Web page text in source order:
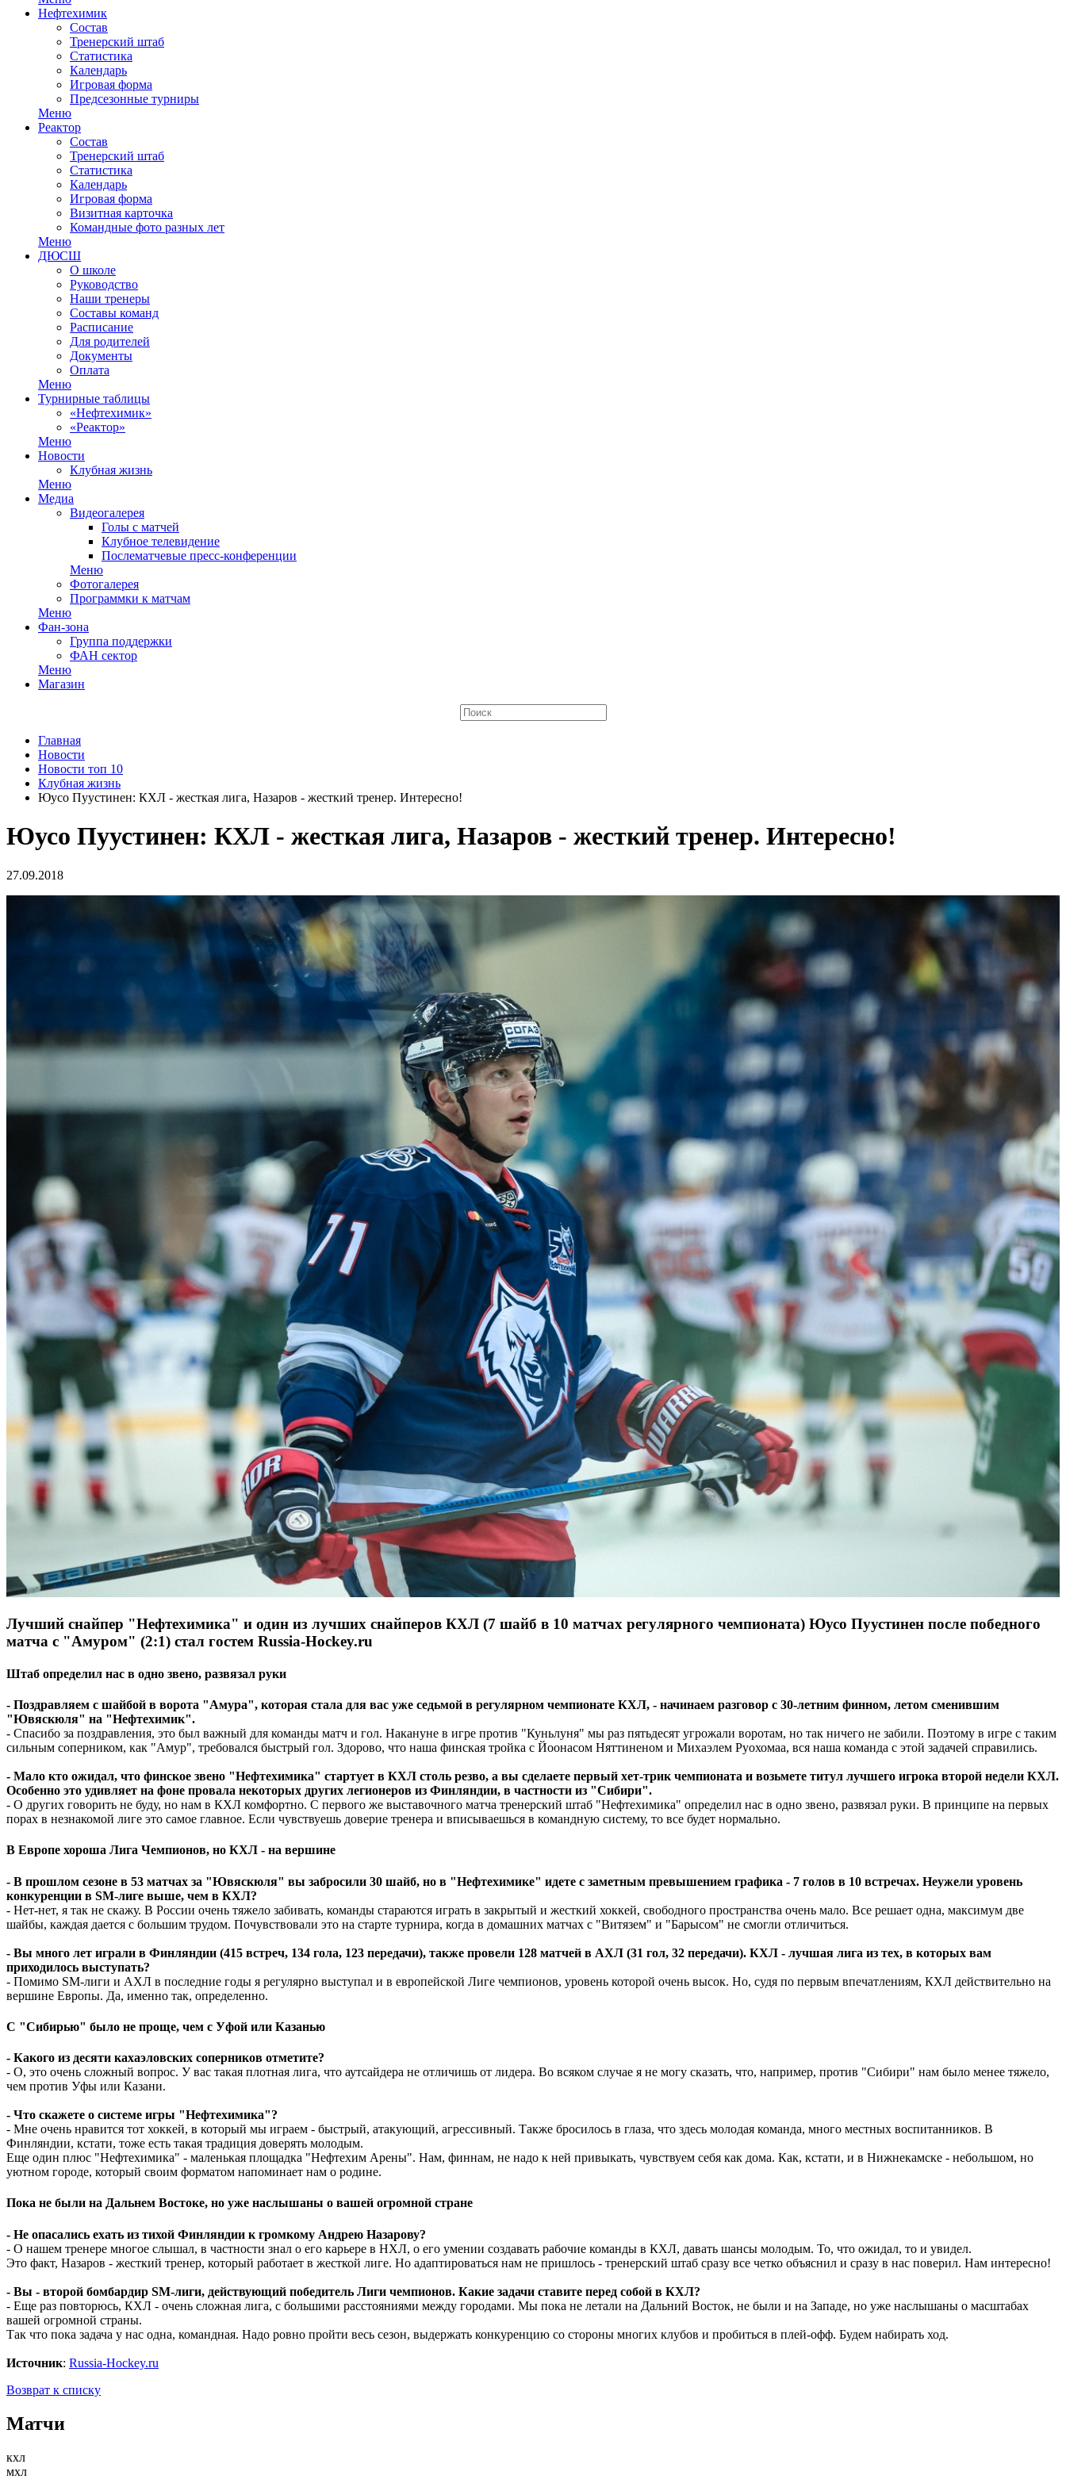
Нефтехимик
Состав
Тренерский штаб
Статистика
Календарь
Игровая форма
Предсезонные турниры
Меню
Реактор
Состав
Тренерский штаб
Статистика
Календарь
Игровая форма
Визитная карточка
Командные фото разных лет
Меню
ДЮСШ
О школе
Руководство
Наши тренеры
Составы команд
Расписание
Для родителей
Документы
Оплата
Меню
Турнирные таблицы
«Нефтехимик»
«Реактор»
Меню
Новости
Клубная жизнь
Меню
Медиа
Видеогалерея
Голы с матчей
Клубное телевидение
Послематчевые пресс-конференции
Меню
Фотогалерея
Программки к матчам
Меню
Фан-зона
Группа поддержки
ФАН сектор
Меню
Магазин
Главная
Новости
Новости топ 10
Клубная жизнь
Юусо Пуустинен: КХЛ - жесткая лига, Назаров - жесткий тренер. Интересно!
Юусо Пуустинен: КХЛ - жесткая лига, Назаров - жесткий тренер. Интересно!
27.09.2018
Лучший снайпер "Нефтехимика" и один из лучших снайперов КХЛ (7 шайб в 10 матчах регулярного чемпионата) Юусо Пуустинен после победного
матча с "Амуром" (2:1) стал гостем Russia-Hockey.ru
Штаб определил нас в одно звено, развязал руки
- Поздравляем с шайбой в ворота "Амура", которая стала для вас уже седьмой в регулярном чемпионате КХЛ, - начинаем разговор с 30-летним финном, летом сменившим
"Ювяскюля" на "Нефтехимик".
- Спасибо за поздравления, это был важный для команды матч и гол. Накануне в игре против "Куньлуня" мы раз пятьдесят угрожали воротам, но так ничего не забили. Поэтому в игре с таким
сильным соперником, как "Амур", требовался быстрый гол. Здорово, что наша финская тройка с Йоонасом Няттиненом и Михаэлем Руохомаа, вся наша команда с этой задачей справились.
- Мало кто ожидал, что финское звено "Нефтехимика" стартует в КХЛ столь резво, а вы сделаете первый хет-трик чемпионата и возьмете титул лучшего игрока второй недели КХЛ.
Особенно это удивляет на фоне провала некоторых других легионеров из Финляндии, в частности из "Сибири".
- О других говорить не буду, но нам в КХЛ комфортно. С первого же выставочного матча тренерский штаб "Нефтехимика" определил нас в одно звено, развязал руки. В принципе на первых
порах в незнакомой лиге это самое главное. Если чувствуешь доверие тренера и вписываешься в командную систему, то все будет нормально.
В Европе хороша Лига Чемпионов, но КХЛ - на вершине
- В прошлом сезоне в 53 матчах за "Ювяскюля" вы забросили 30 шайб, но в "Нефтехимике" идете с заметным превышением графика - 7 голов в 10 встречах. Неужели уровень
конкуренции в SM-лиге выше, чем в КХЛ?
- Нет-нет, я так не скажу. В России очень тяжело забивать, команды стараются играть в закрытый и жесткий хоккей, свободного пространства очень мало. Все решает одна, максимум две
шайбы, каждая дается с большим трудом. Почувствовали это на старте турнира, когда в домашних матчах с "Витязем" и "Барысом" не смогли отличиться.
- Вы много лет играли в Финляндии (415 встреч, 134 гола, 123 передачи), также провели 128 матчей в АХЛ (31 гол, 32 передачи). КХЛ - лучшая лига из тех, в которых вам
приходилось выступать?
- Помимо SM-лиги и АХЛ в последние годы я регулярно выступал и в европейской Лиге чемпионов, уровень которой очень высок. Но, судя по первым впечатлениям, КХЛ действительно на
вершине Европы. Да, именно так, определенно.
С "Сибирью" было не проще, чем с Уфой или Казанью
- Какого из десяти кахаэловских соперников отметите?
- О, это очень сложный вопрос. У вас такая плотная лига, что аутсайдера не отличишь от лидера. Во всяком случае я не могу сказать, что, например, против "Сибири" нам было менее тяжело,
чем против Уфы или Казани.
- Что скажете о системе игры "Нефтехимика"?
- Мне очень нравится тот хоккей, в который мы играем - быстрый, атакующий, агрессивный. Также бросилось в глаза, что здесь молодая команда, много местных воспитанников. В
Финляндии, кстати, тоже есть такая традиция доверять молодым.
Еще один плюс "Нефтехимика" - маленькая площадка "Нефтехим Арены". Нам, финнам, не надо к ней привыкать, чувствуем себя как дома. Как, кстати, и в Нижнекамске - небольшом, но
уютном городе, который своим форматом напоминает нам о родине.
Пока не были на Дальнем Востоке, но уже наслышаны о вашей огромной стране
- Не опасались ехать из тихой Финляндии к громкому Андрею Назарову?
- О нашем тренере многое слышал, в частности знал о его карьере в НХЛ, о его умении создавать рабочие команды в КХЛ, давать шансы молодым. То, что ожидал, то и увидел.
Это факт, Назаров - жесткий тренер, который работает в жесткой лиге. Но адаптироваться нам не пришлось - тренерский штаб сразу все четко объяснил и сразу в нас поверил. Нам интересно!
- Вы - второй бомбардир SM-лиги, действующий победитель Лиги чемпионов. Какие задачи ставите перед собой в КХЛ?
- Еще раз повторюсь, КХЛ - очень сложная лига, с большими расстояниями между городами. Мы пока не летали на Дальний Восток, не были и на Западе, но уже наслышаны о масштабах
вашей огромной страны.
Так что пока задача у нас одна, командная. Надо ровно пройти весь сезон, выдержать конкуренцию со стороны многих клубов и пробиться в плей-офф. Будем набирать ход.
Источник: Russia-Hockey.ru
Возврат к списку
Матчи
кхл
мхл